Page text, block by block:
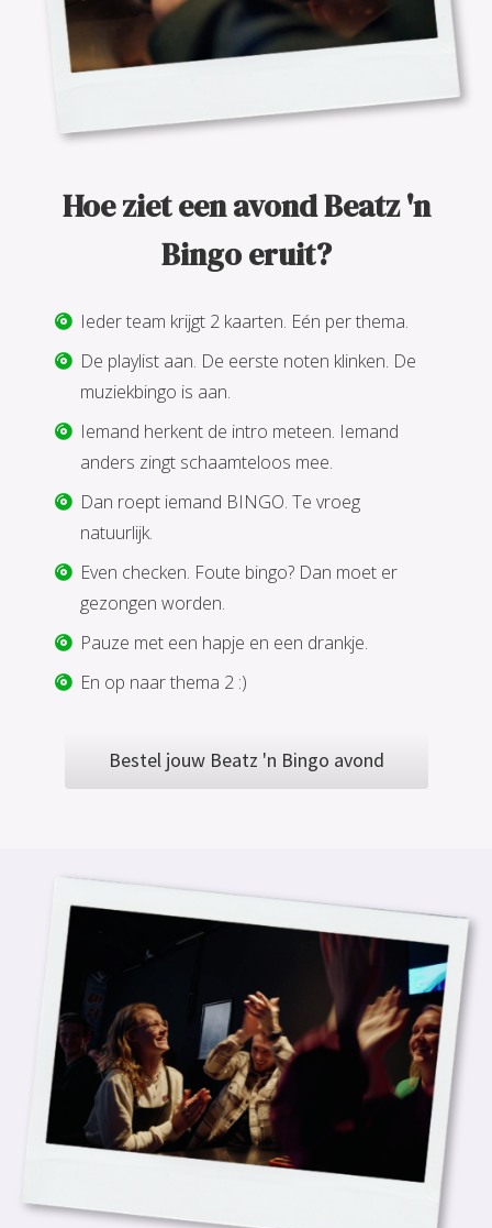
Hoe ziet een avond Beatz 'n
Bingo eruit?
Ieder team krijgt 2 kaarten. Eén per thema.
De playlist aan. De eerste noten klinken. De
muziekbingo is aan.
Iemand herkent de intro meteen. Iemand
anders zingt schaamteloos mee.
Dan roept iemand BINGO. Te vroeg
natuurlijk.
Even checken. Foute bingo? Dan moet er
gezongen worden.
Pauze met een hapje en een drankje.
En op naar thema 2 :)
Bestel jouw Beatz 'n Bingo avond